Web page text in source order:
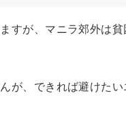
すが、マニラ郊外は
が、できれば避けたい